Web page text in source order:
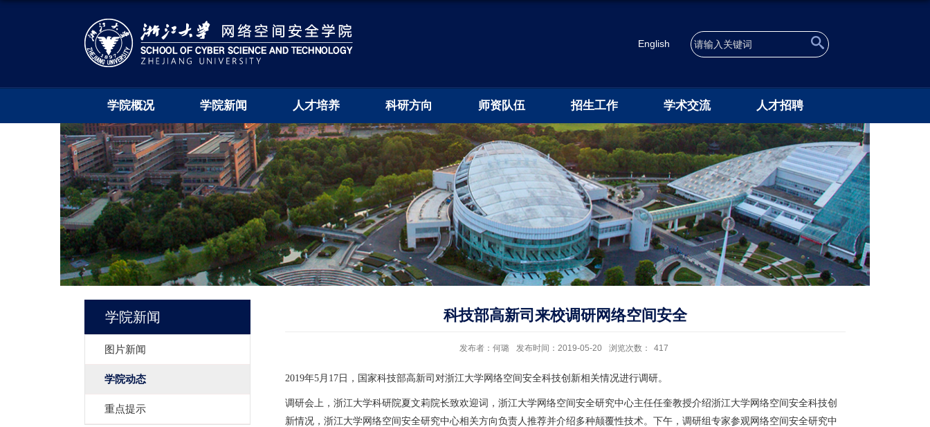
English
学院概况 学院新闻 人才培养 科研方向 师资队伍 招生工作 学术交流 人才招聘
学院新闻
图片新闻
学院动态
重点提示
科技部高新司来校调研网络空间安全
发布者：何璐 发布时间：2019-05-20 浏览次数： 417
2019年5月17日，国家科技部高新司对浙江大学网络空间安全科技创新相关情况进行调研。
调研会上，浙江大学科研院夏文莉院长致欢迎词，浙江大学网络空间安全研究中心主任任奎教授介绍浙江大学网络空间安全科技创
新情况，浙江大学网络空间安全研究中心相关方向负责人推荐并介绍多种颠覆性技术。下午，调研组专家参观网络空间安全研究中